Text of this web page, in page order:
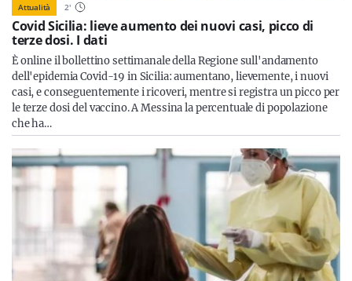
Attualità 2'
Covid Sicilia: lieve aumento dei nuovi casi, picco di
terze dosi. I dati
È online il bollettino settimanale della Regione sull'andamento
dell'epidemia Covid-19 in Sicilia: aumentano, lievemente, i nuovi
casi, e conseguentemente i ricoveri, mentre si registra un picco per
le terze dosi del vaccino. A Messina la percentuale di popolazione
che ha…